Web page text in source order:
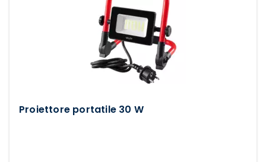
Proiettore portatile 30 W